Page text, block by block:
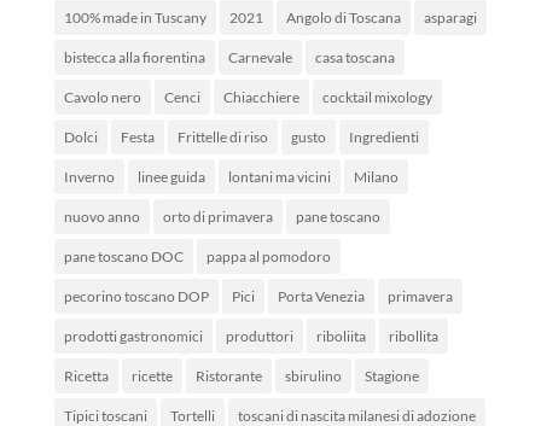
100% made in Tuscany 2021 Angolo di Toscana asparagi
bistecca alla fiorentina Carnevale casa toscana
Cavolo nero Cenci Chiacchiere cocktail mixology
Dolci Festa Frittelle di riso gusto Ingredienti
Inverno linee guida lontani ma vicini Milano
nuovo anno orto di primavera pane toscano
pane toscano DOC pappa al pomodoro
pecorino toscano DOP Pici Porta Venezia primavera
prodotti gastronomici produttori riboliita ribollita
Ricetta ricette Ristorante sbirulino Stagione
Tipici toscani Tortelli toscani di nascita milanesi di adozione